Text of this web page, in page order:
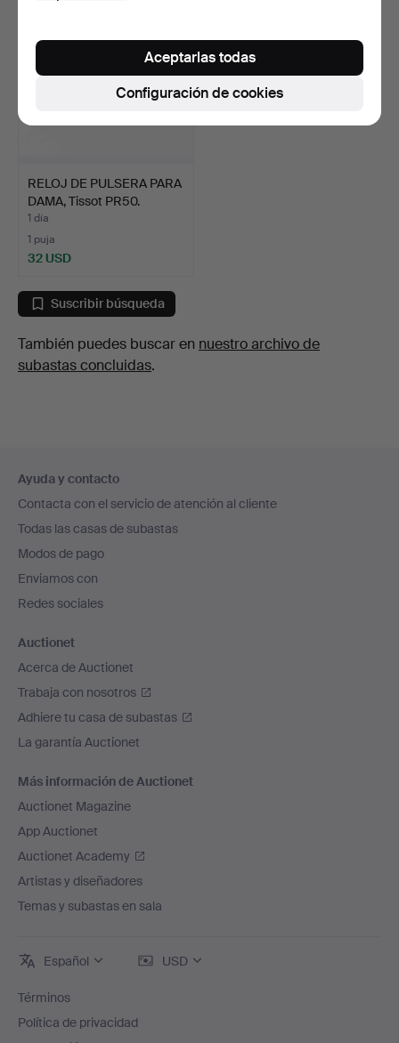
RELOJ DE PULSERA PARA
DAMA, Tissot PR50.
1 día
1 puja
32 USD
Suscribir búsqueda
También puedes buscar en nuestro archivo de
subastas concluidas.
en
el
pie
de
página
Ayuda y contacto
Contacta con el servicio de atención al cliente
Todas las casas de subastas
Modos de pago
Enviamos con
Redes sociales
Auctionet
Acerca de Auctionet
Trabaja con nosotros
Adhiere tu casa de subastas
La garantía Auctionet
Más información de Auctionet
Auctionet Magazine
App Auctionet
Auctionet Academy
Artistas y diseñadores
Temas y subastas en sala
Español USD
Términos
Política de privacidad
Configuración de cookies
Aceptarlas todas